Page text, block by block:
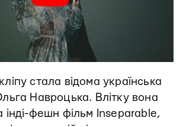
стала відома українська
Навроцька. Влітку вона
інді-фешн фільм Inseparable,